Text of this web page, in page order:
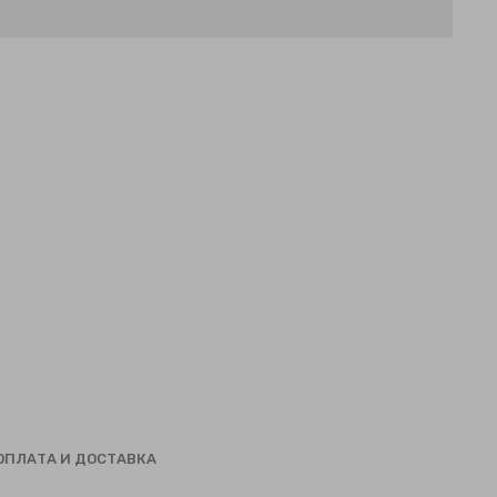
И ДОСТАВКА